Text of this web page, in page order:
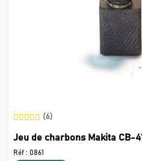
(6)
Jeu de charbons Makita CB-
Réf : 0861